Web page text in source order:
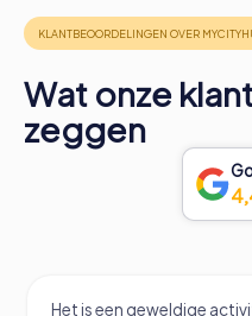
Wat onze
zeggen
Het is een geweldige